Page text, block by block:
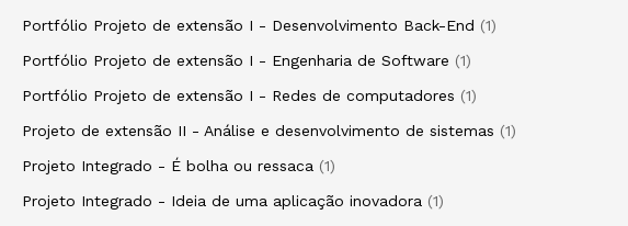
Portfólio Projeto de extensão I - Desenvolvimento Back-End
1
Portfólio Projeto de extensão I - Engenharia de Software
1
Portfólio Projeto de extensão I - Redes de computadores
1
Projeto de extensão II - Análise e desenvolvimento de sistemas
1
Projeto Integrado - É bolha ou ressaca
1
Projeto Integrado - Ideia de uma aplicação inovadora
1